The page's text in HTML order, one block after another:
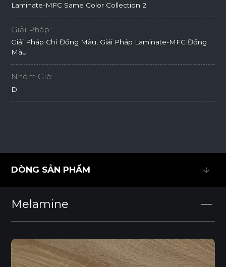
Laminate-MFC Same Color Collection 2
Giải Pháp:
Giải Pháp Chỉ Đồng Màu, Giải Pháp Laminate-MFC Đồng
Màu
Nhóm Giá:
D
DÒNG SẢN PHẨM
Melamine